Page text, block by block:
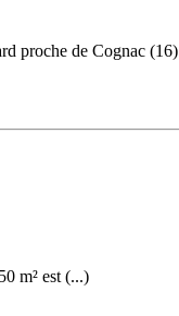
proche de Cognac (16)
m² est (...)